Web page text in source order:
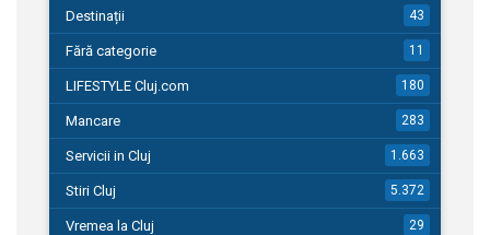
Destinații 43
Fără categorie 11
LIFESTYLE Cluj.com 180
Mancare 283
Servicii in Cluj 1.663
Stiri Cluj 5.372
Vremea la Cluj 29